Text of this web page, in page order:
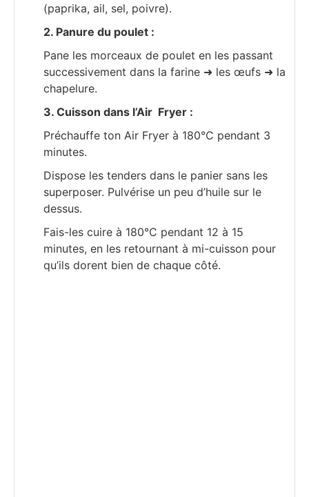
(paprika, ail, sel, poivre).
2. Panure du poulet :
Pane les morceaux de poulet en les passant
successivement dans la farine ➜ les œufs ➜ la
chapelure.
3. Cuisson dans l’Air Fryer :
Préchauffe ton Air Fryer à 180°C pendant 3
minutes.
Dispose les tenders dans le panier sans les
superposer. Pulvérise un peu d’huile sur le
dessus.
Fais-les cuire à 180°C pendant 12 à 15
minutes, en les retournant à mi-cuisson pour
qu’ils dorent bien de chaque côté.